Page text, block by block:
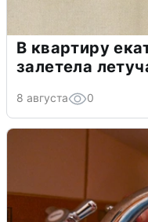
В квартиру
залетела
8 августа 0